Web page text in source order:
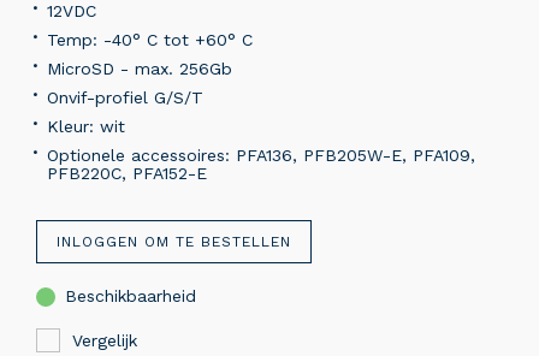
12VDC
Temp: -40° C tot +60° C
MicroSD - max. 256Gb
Onvif-profiel G/S/T
Kleur: wit
Optionele accessoires: PFA136, PFB205W-E, PFA109,
PFB220C, PFA152-E
INLOGGEN OM TE BESTELLEN
Beschikbaarheid
Vergelijk